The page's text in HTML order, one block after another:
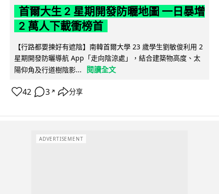
首爾大生 2 星期開發防曬地圖 一日暴增
2 萬人下載衝榜首
【行路都要揀好有遮陰】南韓首爾大學 23 歲學生劉敏俊利用 2
星期開發防曬導航 App「走向陰涼處」，結合建築物高度、太
陽仰角及行道樹陰影...
閱讀全文
42 3 ↗ 分享
ADVERTISEMENT